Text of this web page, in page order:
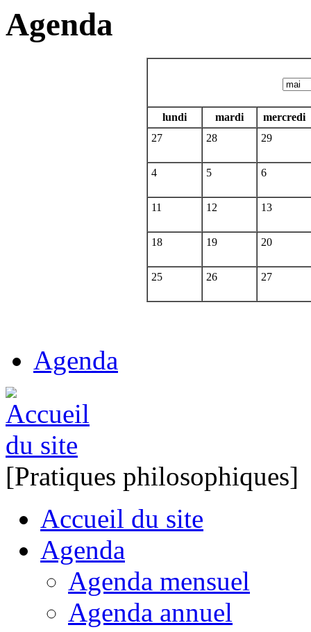
Agenda
lundi mardi
mercredi
27
28 29
4 5 6
11 12 13
18 19 20
25 26 27
Agenda
[Pratiques philosophiques]
Accueil du site
Agenda
Agenda mensuel
Agenda annuel